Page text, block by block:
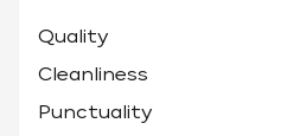
Quality
Cleanliness
Punctuality